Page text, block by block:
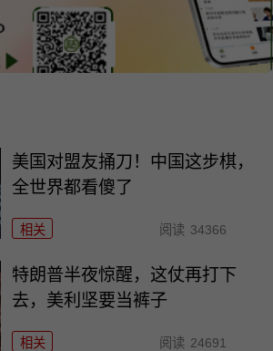
美国对盟友捅刀！中国这步棋，
全世界都看傻了
相关 阅读 34366
特朗普半夜惊醒，这仗再打下
去，美利坚要当裤子
相关 阅读 24691